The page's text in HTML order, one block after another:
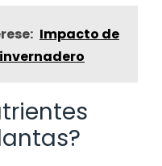
Impacto de